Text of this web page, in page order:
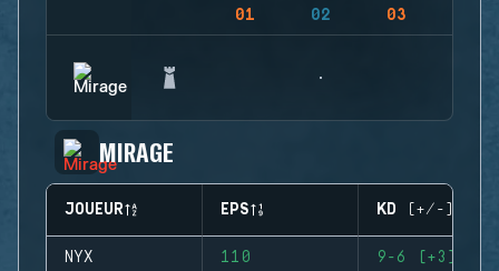
01 02 03
MIRAGE
JOUEUR EPS KD (+/-)
NYX 110 9-6 (+3)